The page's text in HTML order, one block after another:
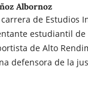
Albornoz
carrera de Estudios
estudiantil
de Alto
defensora de la